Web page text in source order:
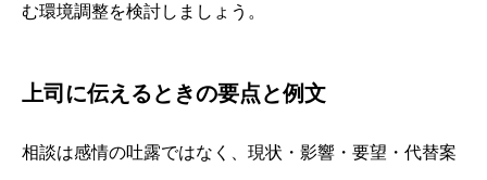
む環境調整を検討しましょう。
上司に伝えるときの要点と例文
相談は感情の吐露ではなく、現状・影響・要望・代替案